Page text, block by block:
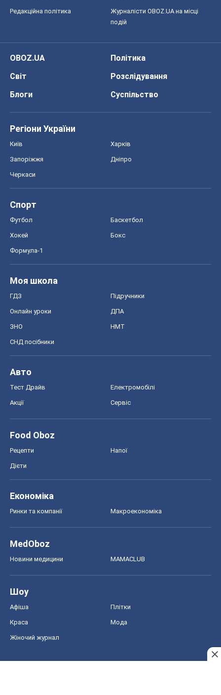
Редакційна політика
Журналісти OBOZ.UA на місці
подій
OBOZ.UA
Політика
Світ
Розслідування
Блоги
Суспільство
Регіони України
Київ Харків
Запоріжжя Дніпро
Черкаси
Спорт
Футбол Баскетбол
Хокей Бокс
Формула-1
Моя школа
ГДЗ Підручники
Онлайн уроки ДПА
ЗНО НМТ
СНД посібники
Авто
Тест Драйв Електромобілі
Акції Сервіс
Food Oboz
Рецепти Напої
Дієти
Економіка
Ринки та компанії Макроекономіка
MedOboz
Новини медицини MAMACLUB
Шоу
Афіша Плітки
Краса Мода
Жіночий журнал